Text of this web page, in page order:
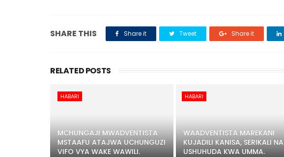
SHARE THIS Share it Tweet Share it
RELATED POSTS
HABARI
MCHUNGAJI MWADVENTISTA
MSTAAFU ATAJWA UCHUNGUZI
VIFO VYA WAKE WAWILI.
HABARI
WAADVENTISTA MAREKANI
KUJADILI KANISA, SERIKALI NA
USHUHUDA KWA UMMA.